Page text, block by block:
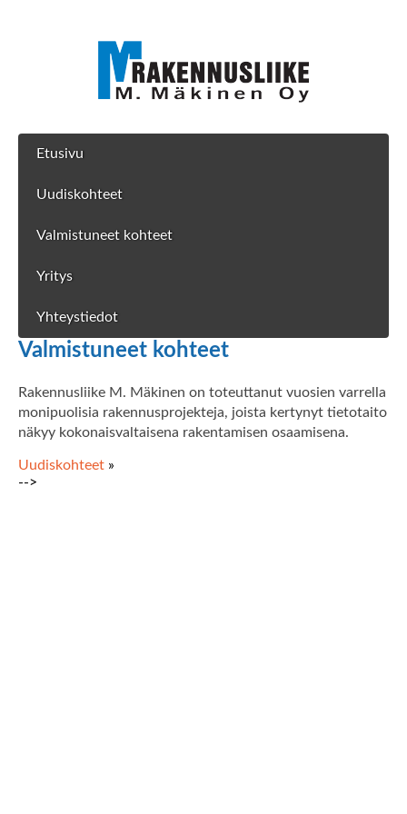
Etusivu
Uudiskohteet
Valmistuneet kohteet
Yritys
Yhteystiedot
Valmistuneet kohteet
Rakennusliike M. Mäkinen on toteuttanut vuosien varrella
monipuolisia rakennusprojekteja, joista kertynyt tietotaito
näkyy kokonaisvaltaisena rakentamisen osaamisena.
Uudiskohteet »
-->